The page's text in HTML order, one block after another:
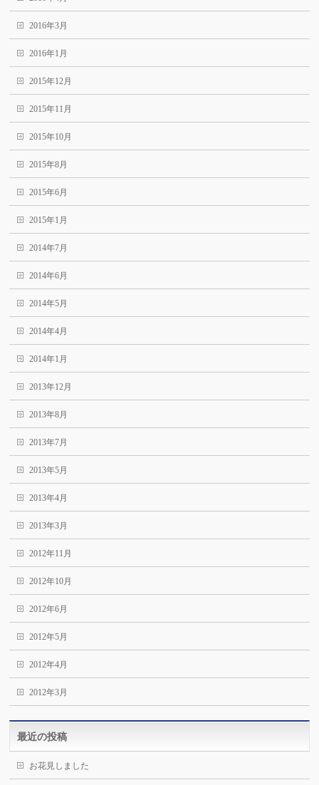
2016年3月
2016年1月
2015年12月
2015年11月
2015年10月
2015年8月
2015年6月
2015年1月
2014年7月
2014年6月
2014年5月
2014年4月
2014年1月
2013年12月
2013年8月
2013年7月
2013年5月
2013年4月
2013年3月
2012年11月
2012年10月
2012年6月
2012年5月
2012年4月
2012年3月
最近の投稿
お花見しました